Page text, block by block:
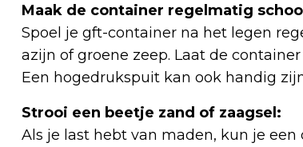
Maak de container regelmatig
Spoel je gft-container na het legen
azijn of groene zeep. Laat de
Een hogedrukspuit kan ook handig
Strooi een beetje zand of zaagsel:
Als je last hebt van maden, kun je